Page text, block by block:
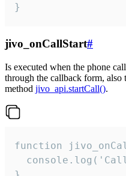
}
jivo_onCallStart#
Is executed when the phone
through the callback form,
method jivo_api.startCall().
function